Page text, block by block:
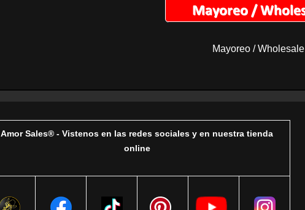
Mayoreo / Wholesale
Amor Sales® - Vistenos en las redes sociales y en nuestra tienda
online